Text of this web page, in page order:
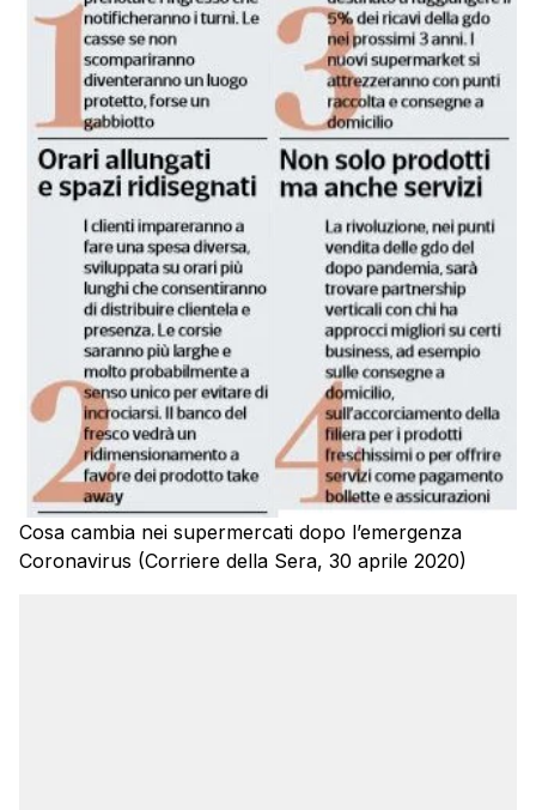
Cosa cambia nei supermercati dopo l’emergenza
Coronavirus (Corriere della Sera, 30 aprile 2020)